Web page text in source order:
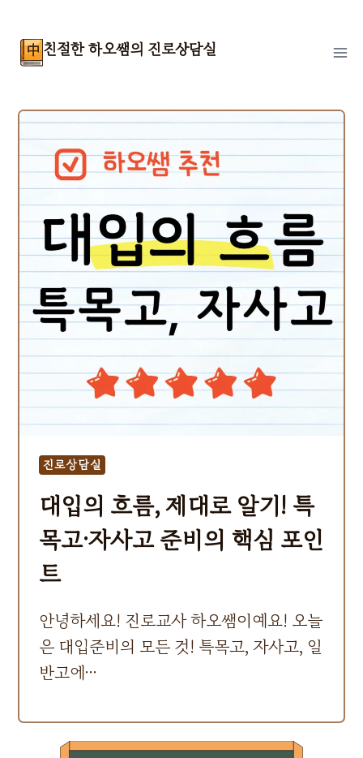
content
친절한 하오쌤의 진로상담실
진로상담실
대입의 흐름, 제대로 알기! 특
목고·자사고 준비의 핵심 포인
트
안녕하세요! 진로교사 하오쌤이예요! 오늘
은 대입준비의 모든 것! 특목고, 자사고, 일
반고에…